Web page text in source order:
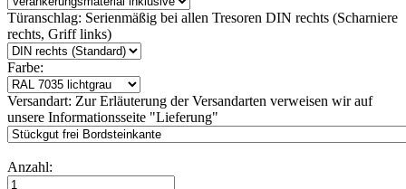
Türanschlag: Serienmäßig bei allen Tresoren DIN rechts (Scharniere
rechts, Griff links)
Farbe:
Versandart: Zur Erläuterung der Versandarten verweisen wir auf
unsere Informationsseite "Lieferung"
Anzahl: